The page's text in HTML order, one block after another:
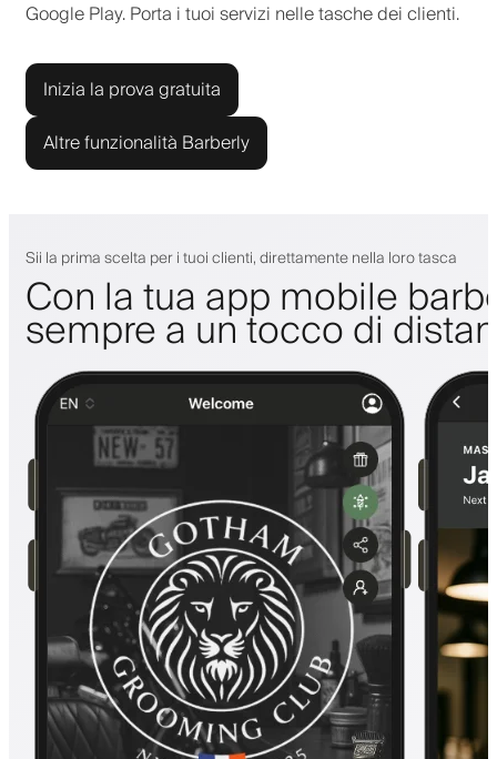
Google Play. Porta i tuoi servizi nelle tasche dei clienti.
Inizia la prova gratuita
Altre funzionalità Barberly
Sii la prima scelta per i tuoi clienti, direttamente nella loro tasca
Con la tua app mobile
sempre a un tocco di